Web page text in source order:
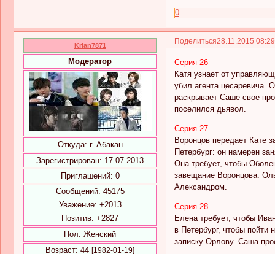
0
Поделиться28.11.2015
Krian7871
Модератор
Откуда: г. Абакан
Зарегистрирован: 17.07.2013
Приглашений: 0
Сообщений: 45175
Уважение: +2013
Позитив: +2827
Пол: Женский
Возраст: 44 [1982-01-19]
Серия 26
Катя узнает от
убил агента цесаревича.
раскрывает Саше свое
поселился дьявол.
Серия 27
Воронцов передает Кате
Петербург: он намерен
Она требует, чтобы
завещание Воронцова.
Александром.
Серия 28
Елена требует, чтобы
в Петербург, чтобы пойти
записку Орлову. Саша